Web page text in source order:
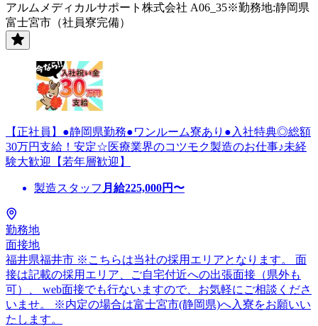
アルムメディカルサポート株式会社 A06_35※勤務地:静岡県
富士宮市（社員寮完備）
【正社員】●静岡県勤務●ワンルーム寮あり●入社特典◎総額
30万円支給！安定☆医療業界のコツモク製造のお仕事♪未経
験大歓迎【若年層歓迎】
製造スタッフ 月給225,000円〜
勤務地
面接地
福井県福井市 ※こちらは当社の採用エリアとなります。 面
接は記載の採用エリア、ご自宅付近への出張面接（県外も
可）、 web面接でも行ないますので、お気軽にご相談くださ
いませ。 ※内定の場合は富士宮市(静岡県)へ入寮をお願いい
たします。